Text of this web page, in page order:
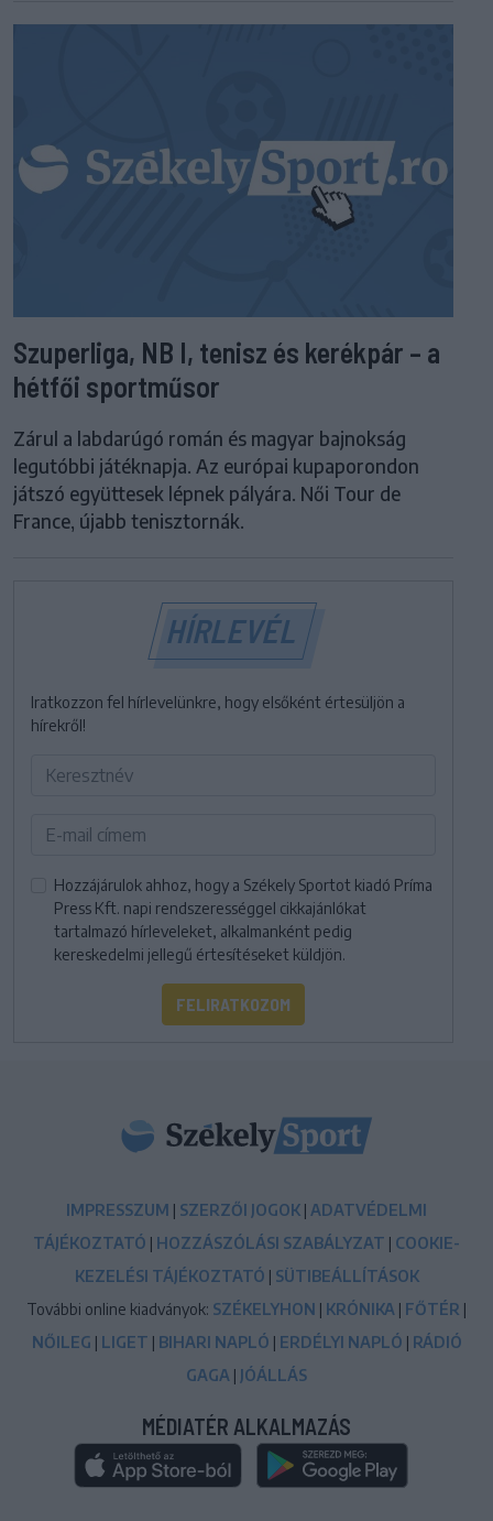
Szuperliga, NB I, tenisz és kerékpár – a
hétfői sportműsor
Zárul a labdarúgó román és magyar bajnokság
legutóbbi játéknapja. Az európai kupaporondon
játszó együttesek lépnek pályára. Női Tour de
France, újabb tenisztornák.
HÍRLEVÉL
Iratkozzon fel hírlevelünkre, hogy elsőként értesüljön a
hírekről!
Hozzájárulok ahhoz, hogy a Székely Sportot kiadó Príma
Press Kft. napi rendszerességgel cikkajánlókat
tartalmazó hírleveleket, alkalmanként pedig
kereskedelmi jellegű értesítéseket küldjön.
FELIRATKOZOM
IMPRESSZUM | SZERZŐI JOGOK | ADATVÉDELMI
TÁJÉKOZTATÓ | HOZZÁSZÓLÁSI SZABÁLYZAT | COOKIE-
KEZELÉSI TÁJÉKOZTATÓ | SÜTIBEÁLLÍTÁSOK
További online kiadványok: SZÉKELYHON | KRÓNIKA | FŐTÉR |
NŐILEG | LIGET | BIHARI NAPLÓ | ERDÉLYI NAPLÓ | RÁDIÓ
GAGA | JÓÁLLÁS
MÉDIATÉR ALKALMAZÁS